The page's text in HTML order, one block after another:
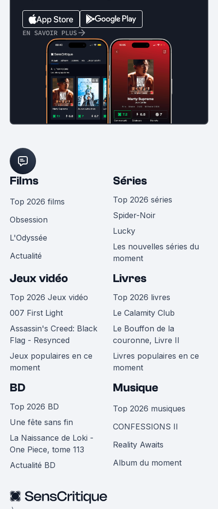
EN SAVOIR PLUS
Films
Top 2026 films
Obsession
L'Odyssée
Actualité
Séries
Top 2026 séries
Spider-Noir
Lucky
Les nouvelles séries du
moment
Jeux vidéo
Top 2026 Jeux vidéo
007 First Light
Assassin's Creed: Black
Flag - Resynced
Jeux populaires en ce
moment
Livres
Top 2026 livres
Le Calamity Club
Le Bouffon de la
couronne, Livre II
Livres populaires en ce
moment
BD
Top 2026 BD
Une fête sans fin
La Naissance de Loki -
One Piece, tome 113
Actualité BD
Musique
Top 2026 musiques
CONFESSIONS II
Reality Awaits
Album du moment